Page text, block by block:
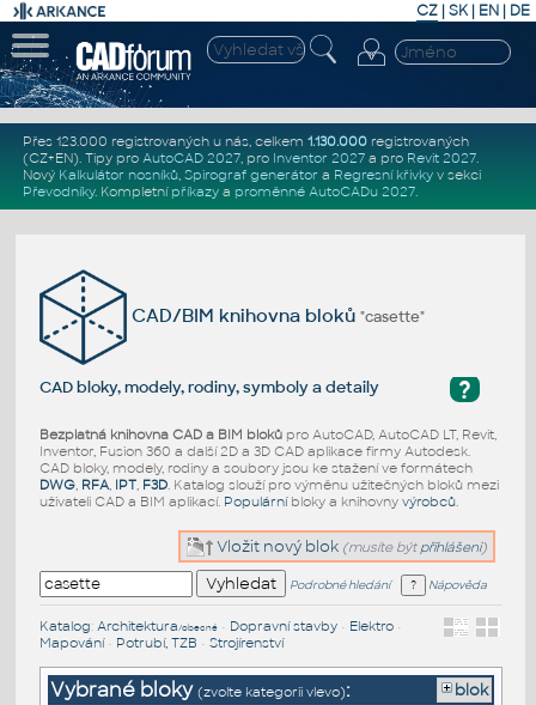
CZ | SK| EN | DE
Přes 123.000 registrovaných u nás, celkem 1.130.000registrovaných
(CZ+EN). Tipy pro AutoCAD 2027, pro Inventor 2027a pro Revit 2027.
Nový Kalkulátor nosníků, Spirograf generátor a Regresní křivkyv sekci
Převodníky. Kompletní příkazya proměnné AutoCADu 2027.
CAD/BIM knihovna bloků"casette"
?
CAD bloky, modely, rodiny, symboly a detaily
Bezplatná knihovna CAD a BIM blokůpro AutoCAD, AutoCAD LT, Revit,
Inventor, Fusion 360 a další 2D a 3D CAD aplikace firmy Autodesk.
CAD bloky, modely, rodiny a soubory jsou ke stažení ve formátech
DWG, RFA, IPT, F3D. Katalog slouží pro výměnu užitečných bloků mezi
uživateli CAD a BIM aplikací. Populárníbloky a knihovny výrobců.
Vložit nový blok (musíte být přihlášeni)
Podrobné hledání Nápověda
Katalog: Architektura/obecné• Dopravní stavby• Elektro•
Mapování• Potrubí, TZB • Strojírenství
Vybrané bloky (zvolte kategorii vlevo): blok